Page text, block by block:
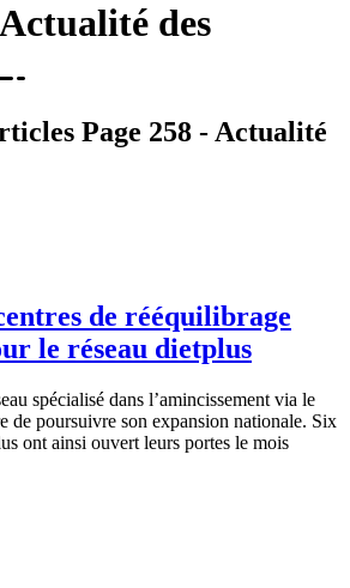
des
Page 258 - Actualité
de rééquilibrage
le réseau dietplus
spécialisé dans l’amincissement via le
de poursuivre son expansion nationale. Six
ont ainsi ouvert leurs portes le mois